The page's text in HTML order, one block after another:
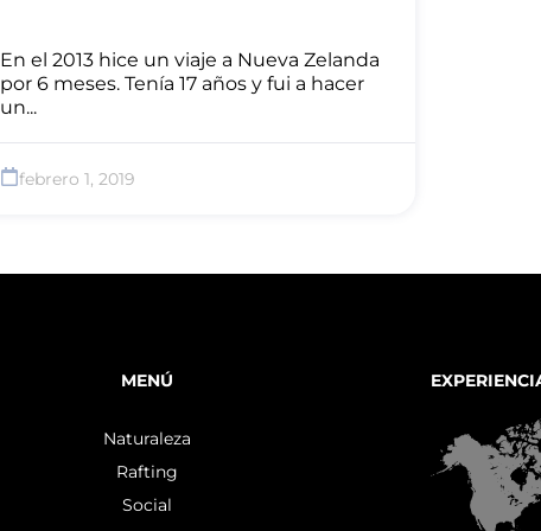
En el 2013 hice un viaje a Nueva Zelanda
por 6 meses. Tenía 17 años y fui a hacer
un...
febrero 1, 2019
MENÚ
Naturaleza
Rafting
Social